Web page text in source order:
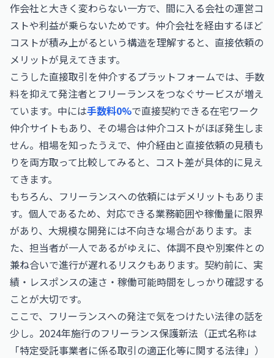
作会社と大きく変わらない一方で、間に入る会社の運営コ
ストや利益が乗らないためです。仲介会社を経由するほど
コストが積み上がるという構造を理解すると、直接依頼の
メリットが見えてきます。
こうした直接取引を仲介するプラットフォームでは、手数
料を抑えて発注者とフリーランスをつなぐサービスが増え
ています。中には手数料0%で直接契約できる在宅ワーク
仲介サイトもあり、その場合は仲介コストがほぼ発生しま
せん。相場を知ったうえで、仲介経由と直接依頼の見積も
りを両方取って比較してみると、コスト差が具体的に見え
てきます。
もちろん、フリーランスへの依頼にはデメリットもありま
す。個人であるため、対応できる業務範囲や稼働量に限界
があり、大規模な開発には不向きな場合があります。ま
た、担当者が一人であるがゆえに、体調不良や別案件との
兼ね合いで進行が遅れるリスクもあります。契約前に、実
績・レスポンスの速さ・稼働可能時間をしっかり確認する
ことが大切です。
ここで、フリーランスへの発注で気をつけたい法律の話を
少し。2024年施行のフリーランス保護新法（正式名称は
「特定受託事業者に係る取引の適正化等に関する法律」）